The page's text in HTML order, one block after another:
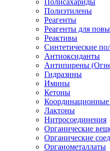
Полисахариды
Полиэтилены
Реагенты
Реагенты для
Реактивы
Синтетические
Антиоксиданты
Антипирены
Гидразины
Имины
Кетоны
Координационные
Лактоны
Нитросоединения
Органические
Органические
Органометаллаты